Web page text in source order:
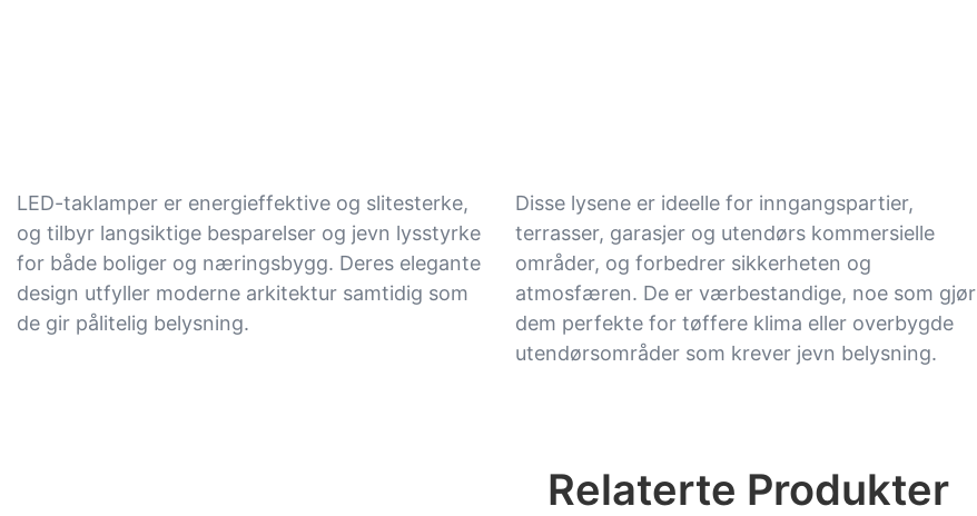
LED-taklamper er energieffektive og slitesterke,
og tilbyr langsiktige besparelser og jevn lysstyrke
for både boliger og næringsbygg. Deres elegante
design utfyller moderne arkitektur samtidig som
de gir pålitelig belysning.
Disse lysene er ideelle for inngangspartier,
terrasser, garasjer og utendørs kommersielle
områder, og forbedrer sikkerheten og
atmosfæren. De er værbestandige, noe som gjør
dem perfekte for tøffere klima eller overbygde
utendørsområder som krever jevn belysning.
Relaterte Produkter